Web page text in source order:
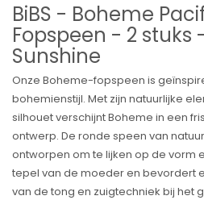
BiBS - Boheme
Fopspeen - 2 stuks
Sunshine
Onze Boheme-fopspeen is
bohemienstijl. Met zijn natuurlijke
silhouet verschijnt Boheme in een
ontwerp. De ronde speen van
ontworpen om te lijken op de vorm
tepel van de moeder en bevordert
van de tong en zuigtechniek bij het